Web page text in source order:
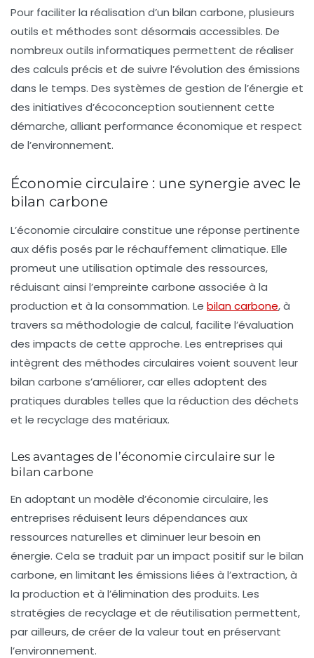
Pour faciliter la réalisation d’un bilan carbone, plusieurs
outils et méthodes sont désormais accessibles. De
nombreux outils informatiques permettent de réaliser
des calculs précis et de suivre l’évolution des émissions
dans le temps. Des systèmes de gestion de l’énergie et
des initiatives d’écoconception soutiennent cette
démarche, alliant performance économique et respect
de l’environnement.
Économie circulaire : une synergie avec le
bilan carbone
L’économie circulaire constitue une réponse pertinente
aux défis posés par le réchauffement climatique. Elle
promeut une utilisation optimale des ressources,
réduisant ainsi l’empreinte carbone associée à la
production et à la consommation. Le bilan carbone, à
travers sa méthodologie de calcul, facilite l’évaluation
des impacts de cette approche. Les entreprises qui
intègrent des méthodes circulaires voient souvent leur
bilan carbone s’améliorer, car elles adoptent des
pratiques durables telles que la réduction des déchets
et le recyclage des matériaux.
Les avantages de l’économie circulaire sur le
bilan carbone
En adoptant un modèle d’économie circulaire, les
entreprises réduisent leurs dépendances aux
ressources naturelles et diminuer leur besoin en
énergie. Cela se traduit par un impact positif sur le bilan
carbone, en limitant les émissions liées à l’extraction, à
la production et à l’élimination des produits. Les
stratégies de recyclage et de réutilisation permettent,
par ailleurs, de créer de la valeur tout en préservant
l’environnement.